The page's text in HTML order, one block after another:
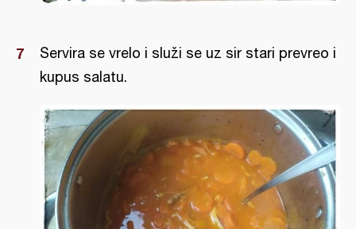
Servira se vrelo i služi se uz sir stari prevreo i
kupus salatu.